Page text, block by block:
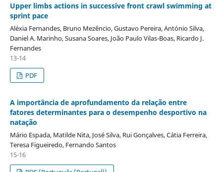
Upper limbs actions in successive front crawl swimming at
sprint pace
Aléxia Fernandes, Bruno Mezêncio, Gustavo Pereira, António Silva,
Daniel A. Marinho, Susana Soares, João Paulo Vilas-Boas, Ricardo J.
Fernandes
13-14
PDF
A importância de aprofundamento da relação entre
fatores determinantes para o desempenho desportivo na
natação
Mário Espada, Matilde Nita, José Silva, Rui Gonçalves, Cátia Ferreira,
Teresa Figueiredo, Fernando Santos
15-16